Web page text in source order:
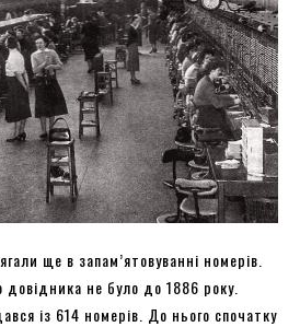
ще в запам’ятовуванні номерів.
довідника не було до 1886 року.
із 614 номерів. До нього спочатку